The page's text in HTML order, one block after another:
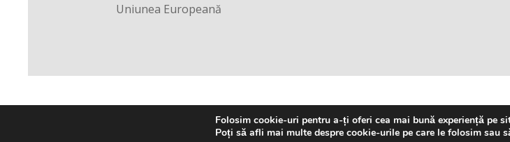
Uniunea Europeană
Folosim cookie-uri pentru a-ți oferi cea mai bună experiență pe
Poți să afli mai multe despre cookie-urile pe care le folosim sau